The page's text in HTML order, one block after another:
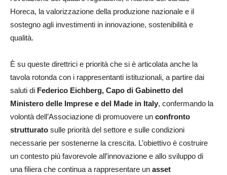
Horeca, la valorizzazione della produzione nazionale e il
sostegno agli investimenti in innovazione, sostenibilità e
qualità.
È su queste direttrici e priorità che si è articolata anche la
tavola rotonda con i rappresentanti istituzionali, a partire dai
saluti di Federico Eichberg, Capo di Gabinetto del
Ministero delle Imprese e del Made in Italy, confermando la
volontà dell’Associazione di promuovere un confronto
strutturato sulle priorità del settore e sulle condizioni
necessarie per sostenerne la crescita. L’obiettivo è costruire
un contesto più favorevole all’innovazione e allo sviluppo di
una filiera che continua a rappresentare un asset